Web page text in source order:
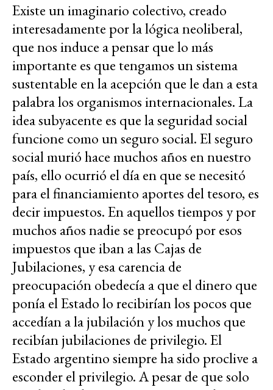
Existe un imaginario colectivo, creado
interesadamente por la lógica neoliberal,
que nos induce a pensar que lo más
importante es que tengamos un sistema
sustentable en la acepción que le dan a esta
palabra los organismos internacionales. La
idea subyacente es que la seguridad social
funcione como un seguro social. El seguro
social murió hace muchos años en nuestro
país, ello ocurrió el día en que se necesitó
para el financiamiento aportes del tesoro, es
decir impuestos. En aquellos tiempos y por
muchos años nadie se preocupó por esos
impuestos que iban a las Cajas de
Jubilaciones, y esa carencia de
preocupación obedecía a que el dinero que
ponía el Estado lo recibirían los pocos que
accedían a la jubilación y los muchos que
recibían jubilaciones de privilegio. El
Estado argentino siempre ha sido proclive a
esconder el privilegio. A pesar de que solo